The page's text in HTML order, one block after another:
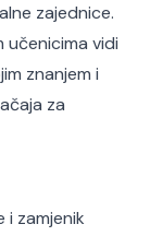
zajednice.
učenicima vidi
znanjem i
za
i zamjenik